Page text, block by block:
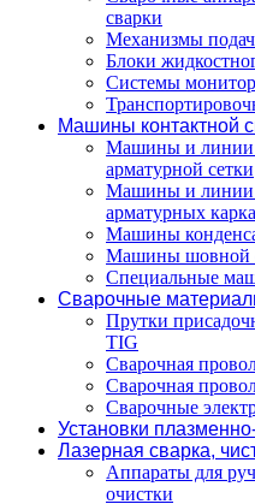
сварки
Механизмы
Блоки
Системы
Машины контактной
Машины и линии
арматурной сетки
Машины и линии
арматурных
Машины
Машины шовной
Специальные
Сварочные
Прутки
TIG
Сварочная
Сварочная
Сварочные
Установки
Лазерная сварка,
Аппараты для
очистки